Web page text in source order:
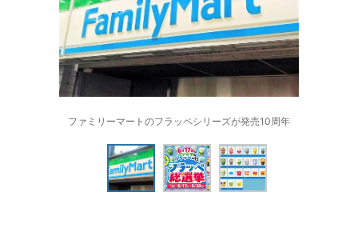
ファミリーマートのフラッペシリーズが発売10周年